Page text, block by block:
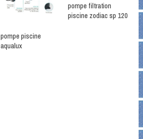
pompe piscine
aqualux
pompe filtration
piscine zodiac sp 120